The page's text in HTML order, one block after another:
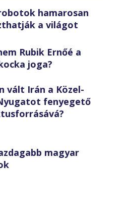
hamarosan
a világot
Rubik Ernőé a
joga?
vált Irán a Közel-
fenyegető
magyar